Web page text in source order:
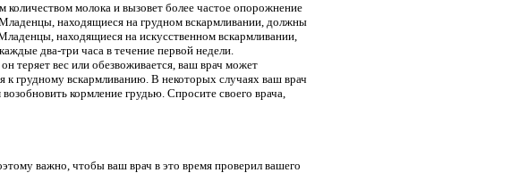
молока и вызовет более частое опорожнение
находящиеся на грудном вскармливании, должны
находящиеся на искусственном вскармливании,
два-три часа в течение первой недели.
теряет вес или обезвоживается, ваш врач может
к грудному вскармливанию. В некоторых случаях ваш врач
кормление грудью. Спросите своего врача,
важно, чтобы ваш врач в это время проверил вашего